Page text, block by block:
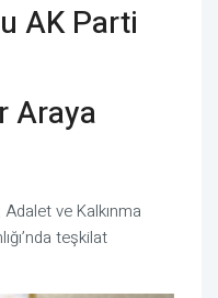
AK Parti
Araya
ve Kalkınma
teşkilat